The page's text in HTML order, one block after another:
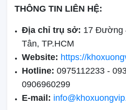
THÔNG TIN LIÊN HỆ:
Địa chỉ trụ sở: 17 Đường
Tân, TP.HCM
Website: https://
Hotline: 0975112233 -
0906960299
E-mail: